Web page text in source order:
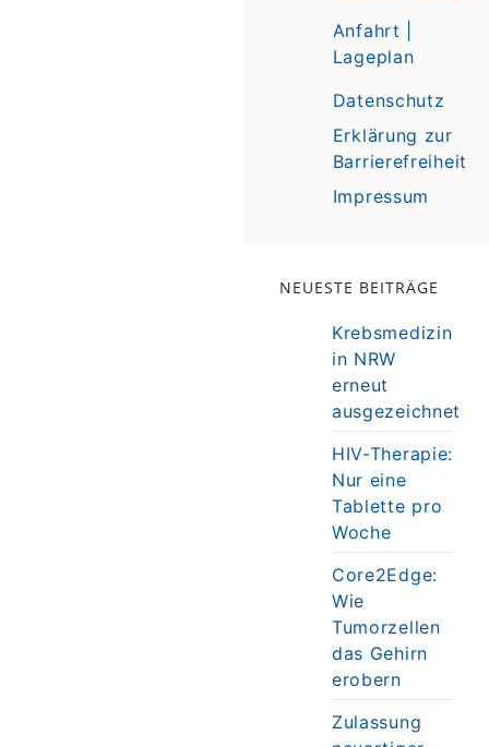
Anfahrt |
Lageplan
Datenschutz
Erklärung zur
Barrierefreiheit
Impressum
NEUESTE BEITRÄGE
Krebsmedizin
in NRW
erneut
ausgezeichnet
HIV-Therapie:
Nur eine
Tablette pro
Woche
Core2Edge:
Wie
Tumorzellen
das Gehirn
erobern
Zulassung